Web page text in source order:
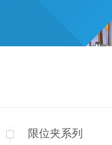
限位夹系列